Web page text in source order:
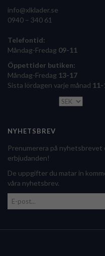
info@xlklader.se
0940 – 340 61
Telefontid:
Måndag-Fredag 09-11
Öppettider butiken:
Måndag-Fredag 13-17
Sista lördagen varje månad
NYHETSBREV
Prenumerera på nyhetsbrevet
erbjudanden!
De uppgifter du matar in
våra nyhetsbrev.